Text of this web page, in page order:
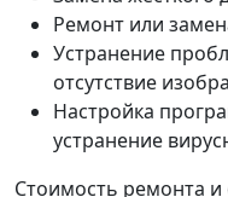
Ремонт или
Устранение
отсутствие
Настройка
устранение
Стоимость ремонта